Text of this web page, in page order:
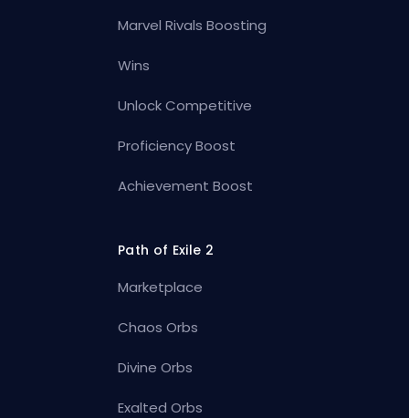
Marvel Rivals Boosting
Wins
Unlock Competitive
Proficiency Boost
Achievement Boost
Path of Exile 2
Marketplace
Chaos Orbs
Divine Orbs
Exalted Orbs